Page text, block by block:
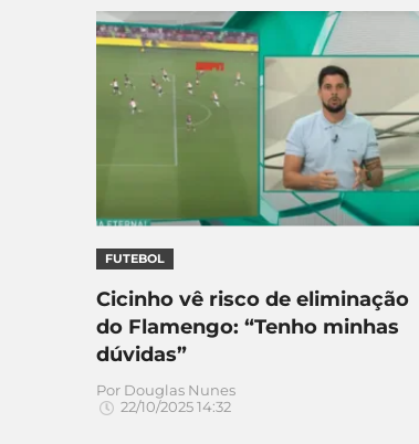
FUTEBOL
Cicinho vê risco de eliminação
do Flamengo: “Tenho minhas
dúvidas”
Por Douglas Nunes
22/10/2025 14:32